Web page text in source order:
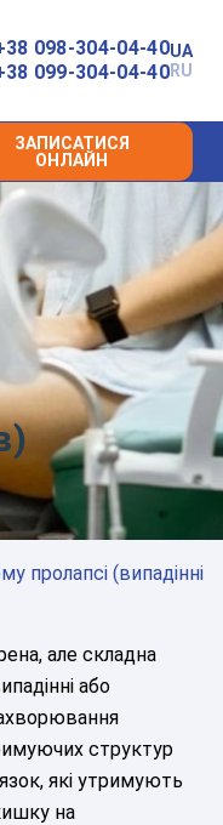
098-304-04-40
099-304-04-40
UA
RU
ЗАПИСАТИСЯ
ОНЛАЙН
пролапсі (випадінні
але складна
або
структур
які утримують
на